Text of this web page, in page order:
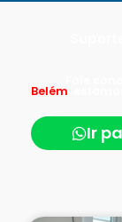
Belém
Ir